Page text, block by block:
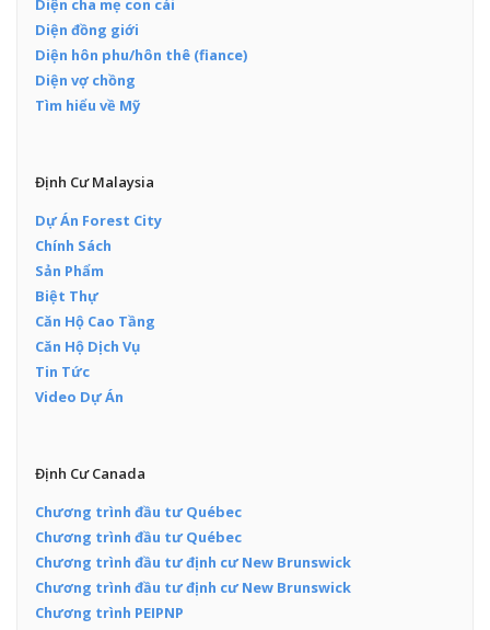
Diện đồng giới
Diện hôn phu/hôn thê (fiance)
Diện vợ chồng
Tìm hiểu về Mỹ
Định Cư Malaysia
Dự Án Forest City
Chính Sách
Sản Phẩm
Biệt Thự
Căn Hộ Cao Tầng
Căn Hộ Dịch Vụ
Tin Tức
Video Dự Án
Định Cư Canada
Chương trình đầu tư Québec
Chương trình đầu tư Québec
Chương trình đầu tư định cư New Brunswick
Chương trình đầu tư định cư New Brunswick
Chương trình PEIPNP